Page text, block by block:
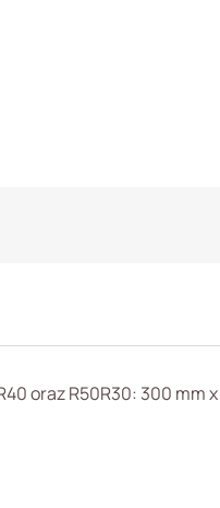
oraz R50R30: 300 mm